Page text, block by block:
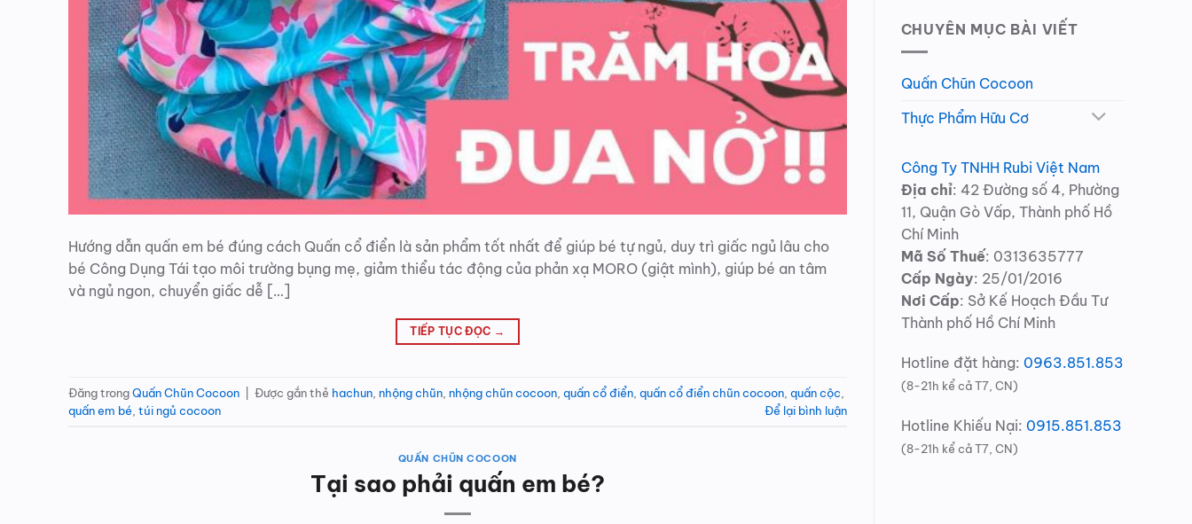
Hướng dẫn quấn em bé đúng cách Quấn cổ điển là sản phẩm tốt nhất để giúp bé tự ngủ, duy trì giấc ngủ lâu cho
bé Công Dụng Tái tạo môi trường bụng mẹ, giảm thiểu tác động của phản xạ MORO (giật mình), giúp bé an tâm
và ngủ ngon, chuyển giấc dễ […]
TIẾP TỤC ĐỌC →
Đăng trongQuấn Chũn Cocoon Được gắn thẻ hachun nhộng chũn nhộng chũn cocoon quấn cổ điển quấn cổ điển chũn cocoon quấn cộc
quấn em bé túi ngủ cocoon Để lại bình luận
QUẤN CHŨN COCOON
Tại sao phải quấn em bé?
CHUYÊN MỤC BÀI VIẾT
Quấn Chũn Cocoon
Thực Phẩm Hữu Cơ
Công Ty TNHH Rubi Việt Nam
Địa chỉ: 42 Đường số 4, Phường
11, Quận Gò Vấp, Thành phố Hồ
Chí Minh
Mã Số Thuế: 0313635777
Cấp Ngày: 25/01/2016
Nơi Cấp: Sở Kế Hoạch Đầu Tư
Thành phố Hồ Chí Minh
Hotline đặt hàng: 0963.851.853
(8-21h kể cả T7, CN)
Hotline Khiếu Nại: 0915.851.853
(8-21h kể cả T7, CN)